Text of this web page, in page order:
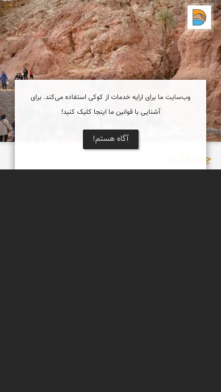
دریاچه کویر
چشمۀ گرمه
وب‌سایت ما برای ارایه خدمات از کوکی استفاده می‌کند. برای
آشنایی با قوانین ما اینجا کلیک کنید!
آگاه هستم!